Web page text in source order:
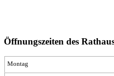
Öffnungszeiten des
Montag